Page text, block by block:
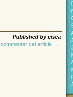
Published by cisca
commenter cet article